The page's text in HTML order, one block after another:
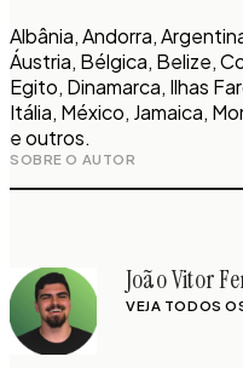
Albânia, Andorra,
Áustria, Bélgica, Belize,
Egito, Dinamarca, Ilhas
Itália, México, Jamaica,
e outros.
SOBRE O AUTOR
João Vitor
VEJA TODOS